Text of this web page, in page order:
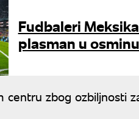
Fudbaleri
plasman u
centru zbog ozbiljnosti